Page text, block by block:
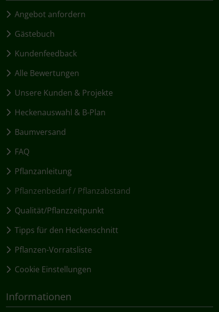
Angebot anfordern
Gästebuch
Kundenfeedback
Alle Bewertungen
Unsere Kunden & Projekte
Heckenauswahl & B-Plan
Baumversand
FAQ
Pflanzanleitung
Pflanzenbedarf / Pflanzabstand
Qualität/Pflanzzeitpunkt
Tipps für den Heckenschnitt
Pflanzen-Vorratsliste
Cookie Einstellungen
Informationen